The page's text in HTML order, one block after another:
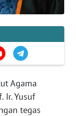
Agama
Ir. Yusuf
tegas